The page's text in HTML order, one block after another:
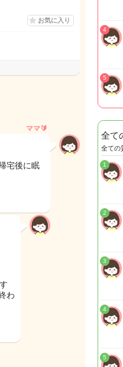
お気に入り
ママ🔰
宅後に眠
わ
4
5
全て
全ての
1
2
3
4
5